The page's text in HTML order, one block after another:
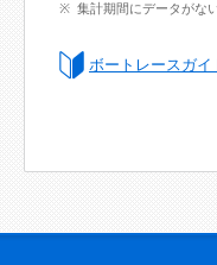
集計期間にデータがな
ボートレースガイ